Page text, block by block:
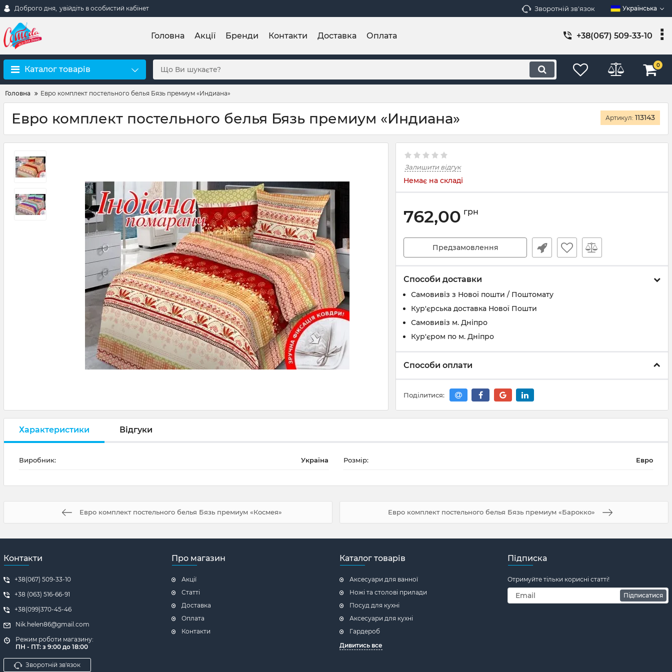
Доброго дня, увійдіть в особистий кабінет Зворотній зв'язок Українська
Головна Акції Бренди Контакти Доставка Оплата +38(067) 509-33-10
Каталог товарів 0
Головна Евро комплект постельного белья Бязь премиум «Индиана»
Евро комплект постельного белья Бязь премиум «Индиана» Артикул: 113143
Залишити відгук
Немає на складі
762,00 грн
Предзамовлення
Способи доставки
Самовивіз з Нової пошти / Поштомату
Кур'єрська доставка Нової Пошти
Самовивіз м. Дніпро
Кур'єром по м. Дніпро
Способи оплати
Поділитися:
Характеристики Відгуки
Виробник: Україна Розмір: Евро
Евро комплект постельного белья Бязь премиум «Космея» Евро комплект постельного белья Бязь премиум «Барокко»
Контакти
+38(067) 509-33-10
+38 (063) 516-66-91
+38(099)370-45-46
Nik.helen86@gmail.com
Режим роботи магазину:
ПН - ПТ: з 9:00 до 18:00
Зворотній зв'язок
Про магазин
Акції
Статті
Доставка
Оплата
Контакти
Каталог товарів
Аксесуари для ванної
Ножі та столові прилади
Посуд для кухні
Аксесуари для кухні
Гардероб
Дивитись все
Підписка
Отримуйте тільки корисні статті!
Підписатися